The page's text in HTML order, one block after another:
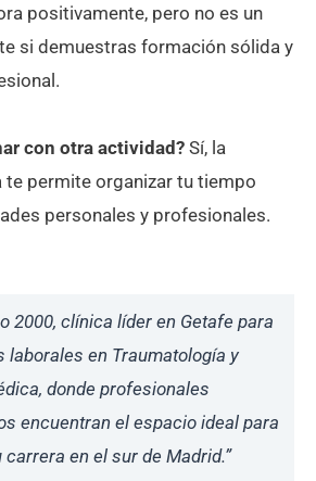
positivamente, pero no es un
si demuestras formación sólida y
con otra actividad? Sí, la
permite organizar tu tiempo
personales y profesionales.
2000, clínica líder en Getafe para
laborales en Traumatología y
donde profesionales
encuentran el espacio ideal para
en el sur de Madrid.”